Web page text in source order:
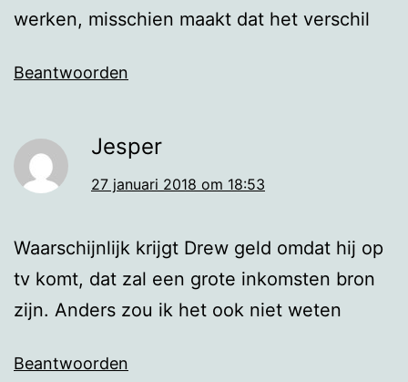
werken, misschien maakt dat het verschil
Beantwoorden
Jesper
27 januari 2018 om 18:53
Waarschijnlijk krijgt Drew geld omdat hij op
tv komt, dat zal een grote inkomsten bron
zijn. Anders zou ik het ook niet weten
Beantwoorden